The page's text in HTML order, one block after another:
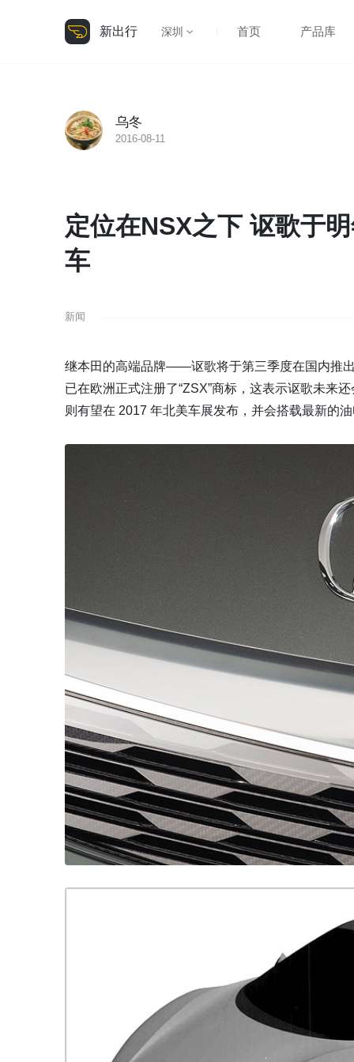
新出行 深圳 首页 产品库
乌冬
2016-08-11
定位在NSX之下 讴歌于
车
新闻
继本田的高端品牌——讴歌将于第三季度在国内推
已在欧洲正式注册了“ZSX”商标，这表示讴歌未来
则有望在 2017 年北美车展发布，并会搭载最新的